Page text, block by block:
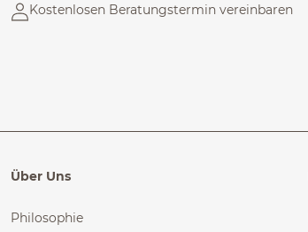
Kostenlosen Beratungstermin vereinbaren
Über Uns
Philosophie